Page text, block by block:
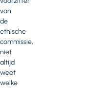
van
de
ethische
commissie,
niet
altijd
weet
welke